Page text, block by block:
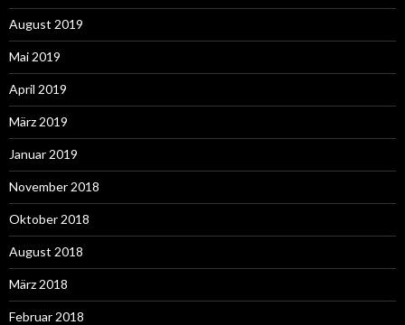
August 2019
Mai 2019
April 2019
März 2019
Januar 2019
November 2018
Oktober 2018
August 2018
März 2018
Februar 2018